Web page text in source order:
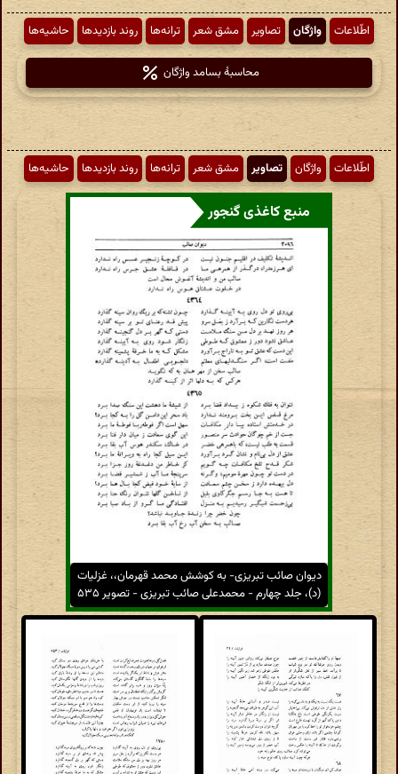
اطّلاعات واژگان تصاویر مشق شعر ترانه‌ها روند بازدیدها حاشیه‌ها
محاسبهٔ بسامد واژگان
اطّلاعات واژگان تصاویر مشق شعر ترانه‌ها روند بازدیدها حاشیه‌ها
منبع کاغذی گنجور
دیوان صائب تبریزی- به کوشش محمد قهرمان،، غزلیات
(د)، جلد چهارم - محمدعلی صائب تبریزی - تصویر ۵۳۵